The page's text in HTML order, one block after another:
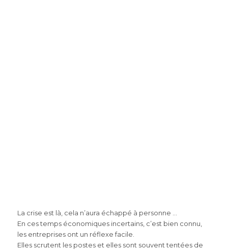
La crise est là, cela n’aura échappé à personne …
En ces temps économiques incertains, c’est bien connu,
les entreprises ont un réflexe facile.
Elles scrutent les postes et elles sont souvent tentées de